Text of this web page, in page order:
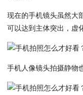
现在的手机镜头虽然大
可以达到主体突出，虚
手机人像镜头拍摄静物